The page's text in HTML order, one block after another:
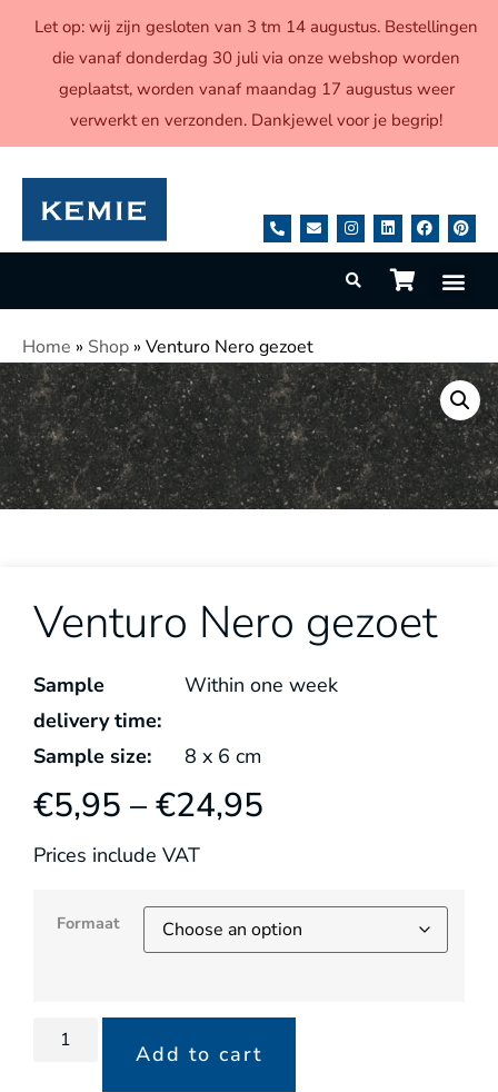
Home » Shop » Venturo Nero gezoet
Venturo Nero gezoet
Sample
delivery time:
Within one week
Sample size: 8 x6 cm
€5,95 –€24,95
Prices include VAT
Formaat
Add to cart
Let op: wij zijn gesloten van 3 tm 14 augustus. Bestellingen
die vanaf donderdag 30 juli via onze webshop worden
geplaatst, worden vanaf maandag 17 augustus weer
verwerkt en verzonden. Dankjewel voor je begrip!